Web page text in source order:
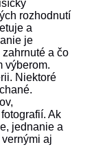
rozhodnutí
a
je
a čo
výberom.
Niektoré
Ak
jednanie a
aj